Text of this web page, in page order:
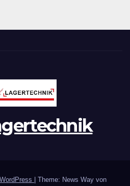
Theme: News Way von